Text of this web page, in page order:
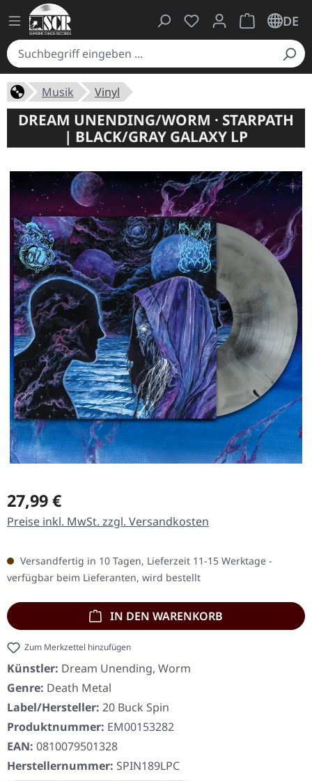
Du hast 0 Produkte
Warenkorb
DE
Musik Vinyl
DREAM UNENDING/WORM · STARPATH
| BLACK/GRAY GALAXY LP
Regulärer Preis:
27,99 €
Preise inkl. MwSt. zzgl. Versandkosten
Versandfertig in 10 Tagen, Lieferzeit 11-15 Werktage -
verfügbar beim Lieferanten, wird bestellt
IN DEN WARENKORB
Zum Merkzettel hinzufügen
Künstler: Dream Unending, Worm
Genre: Death Metal
Label/Hersteller: 20 Buck Spin
Produktnummer: EM00153282
EAN: 0810079501328
Herstellernummer: SPIN189LPC